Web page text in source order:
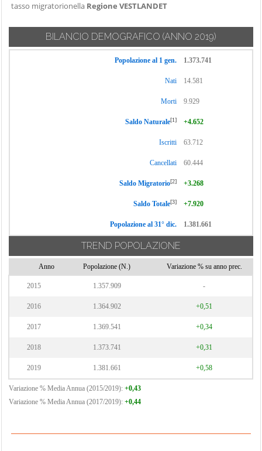
tasso migratorionella Regione VESTLANDET
BILANCIO DEMOGRAFICO (ANNO 2019)
Popolazione al 1 gen. 1.373.741
Nati 14.581
Morti 9.929
Saldo Naturale[1] +4.652
Iscritti 63.712
Cancellati 60.444
Saldo Migratorio[2] +3.268
Saldo Totale[3] +7.920
Popolazione al 31° dic. 1.381.661
TREND POPOLAZIONE
Anno Popolazione (N.) Variazione % su anno prec.
2015 1.357.909 -
2016 1.364.902 +0,51
2017 1.369.541 +0,34
2018 1.373.741 +0,31
2019 1.381.661 +0,58
Variazione % Media Annua (2015/2019): +0,43
Variazione % Media Annua (2017/2019): +0,44